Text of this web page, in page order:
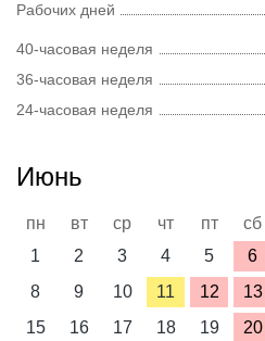
Рабочих дней
40-часовая неделя
36-часовая неделя
24-часовая неделя
Июнь
пн вт ср чт пт сб
1
2 3 4 5 6
8
9 10 11 12 13
15
16 17 18 19 20